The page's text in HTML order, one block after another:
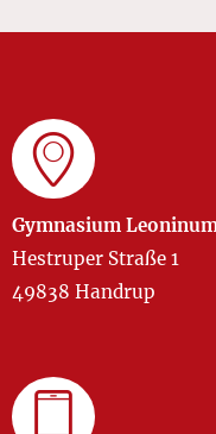
Gymnasium
Hestruper Straße 1
49838 Handrup